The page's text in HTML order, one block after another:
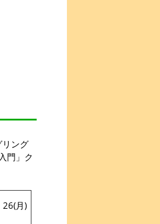
リング
門」ク
26(月)